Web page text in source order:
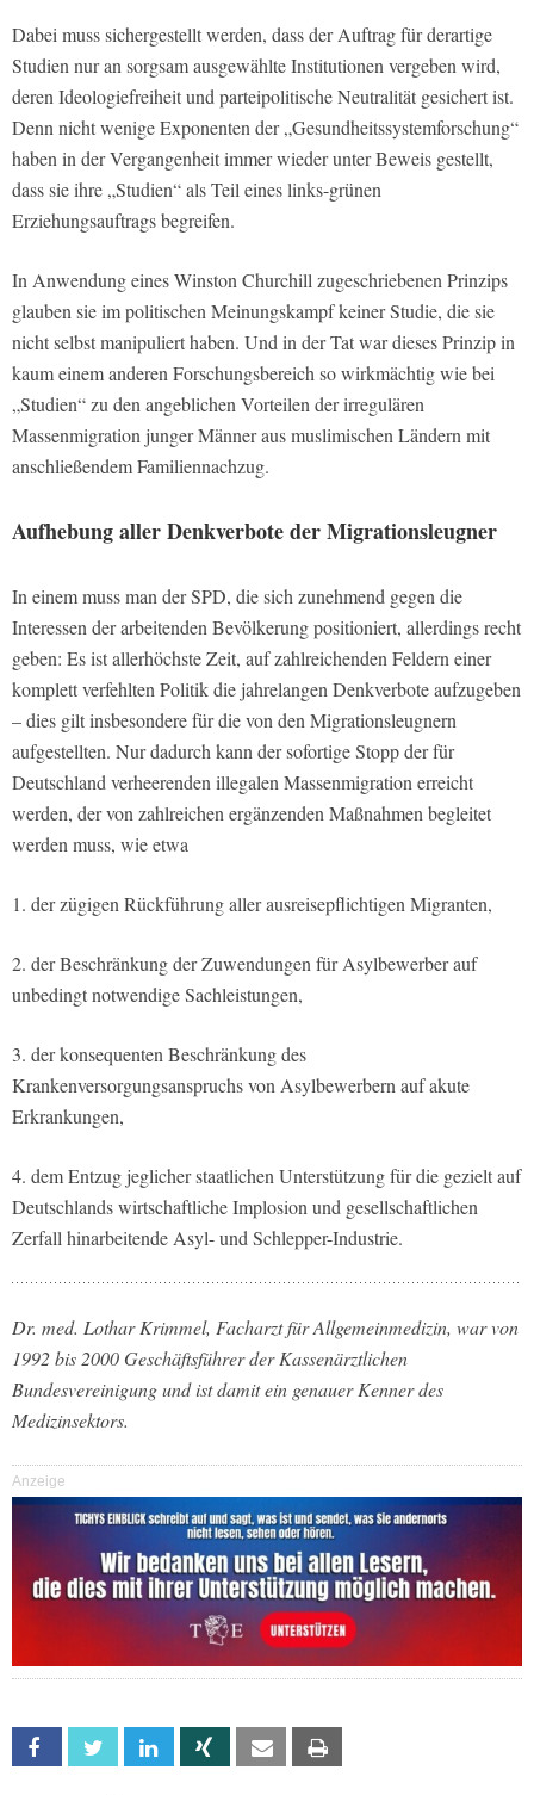
Dabei muss sichergestellt werden, dass der Auftrag für derartige
Studien nur an sorgsam ausgewählte Institutionen vergeben wird,
deren Ideologiefreiheit und parteipolitische Neutralität gesichert ist.
Denn nicht wenige Exponenten der „Gesundheitssystemforschung“
haben in der Vergangenheit immer wieder unter Beweis gestellt,
dass sie ihre „Studien“ als Teil eines links-grünen
Erziehungsauftrags begreifen.
In Anwendung eines Winston Churchill zugeschriebenen Prinzips
glauben sie im politischen Meinungskampf keiner Studie, die sie
nicht selbst manipuliert haben. Und in der Tat war dieses Prinzip in
kaum einem anderen Forschungsbereich so wirkmächtig wie bei
„Studien“ zu den angeblichen Vorteilen der irregulären
Massenmigration junger Männer aus muslimischen Ländern mit
anschließendem Familiennachzug.
Aufhebung aller Denkverbote der Migrationsleugner
In einem muss man der SPD, die sich zunehmend gegen die
Interessen der arbeitenden Bevölkerung positioniert, allerdings recht
geben: Es ist allerhöchste Zeit, auf zahlreichenden Feldern einer
komplett verfehlten Politik die jahrelangen Denkverbote aufzugeben
– dies gilt insbesondere für die von den Migrationsleugnern
aufgestellten. Nur dadurch kann der sofortige Stopp der für
Deutschland verheerenden illegalen Massenmigration erreicht
werden, der von zahlreichen ergänzenden Maßnahmen begleitet
werden muss, wie etwa
1. der zügigen Rückführung aller ausreisepflichtigen Migranten,
2. der Beschränkung der Zuwendungen für Asylbewerber auf
unbedingt notwendige Sachleistungen,
3. der konsequenten Beschränkung des
Krankenversorgungsanspruchs von Asylbewerbern auf akute
Erkrankungen,
4. dem Entzug jeglicher staatlichen Unterstützung für die gezielt auf
Deutschlands wirtschaftliche Implosion und gesellschaftlichen
Zerfall hinarbeitende Asyl- und Schlepper-Industrie.
Dr. med. Lothar Krimmel, Facharzt für Allgemeinmedizin, war von
1992 bis 2000 Geschäftsführer der Kassenärztlichen
Bundesvereinigung und ist damit ein genauer Kenner des
Medizinsektors.
Anzeige
Facebook Twitter Linkedin Xing Email